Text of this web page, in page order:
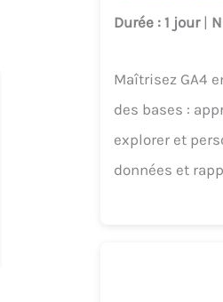
Durée : 1 jour |
Maîtrisez GA4
des bases :
explorer et
données et